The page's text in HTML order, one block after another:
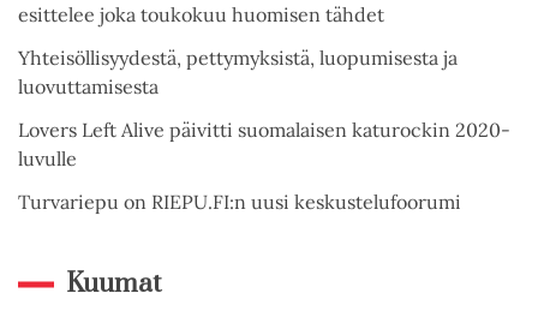
esittelee joka toukokuu huomisen tähdet
Yhteisöllisyydestä, pettymyksistä, luopumisesta ja
luovuttamisesta
Lovers Left Alive päivitti suomalaisen katurockin 2020-
luvulle
Turvariepu on RIEPU.FI:n uusi keskustelufoorumi
Kuumat